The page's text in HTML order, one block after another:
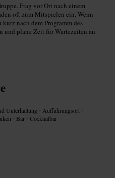
Frag vor Ort nach einem
oft zum Mitspielen ein. Wenn
nach dem Programm des
und plane Zeit für Wartezeiten an
Unterhaltung • Aufführungsort •
• Bar •Cocktailbar